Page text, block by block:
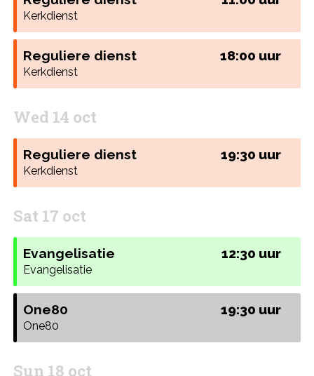
Kerkdienst
Reguliere dienst 18:00 uur
Kerkdienst
Wed 14 oct
Reguliere dienst 19:30 uur
Kerkdienst
Sat 17 oct
Evangelisatie 12:30 uur
Evangelisatie
One80 19:30 uur
One80
Sun 18 oct